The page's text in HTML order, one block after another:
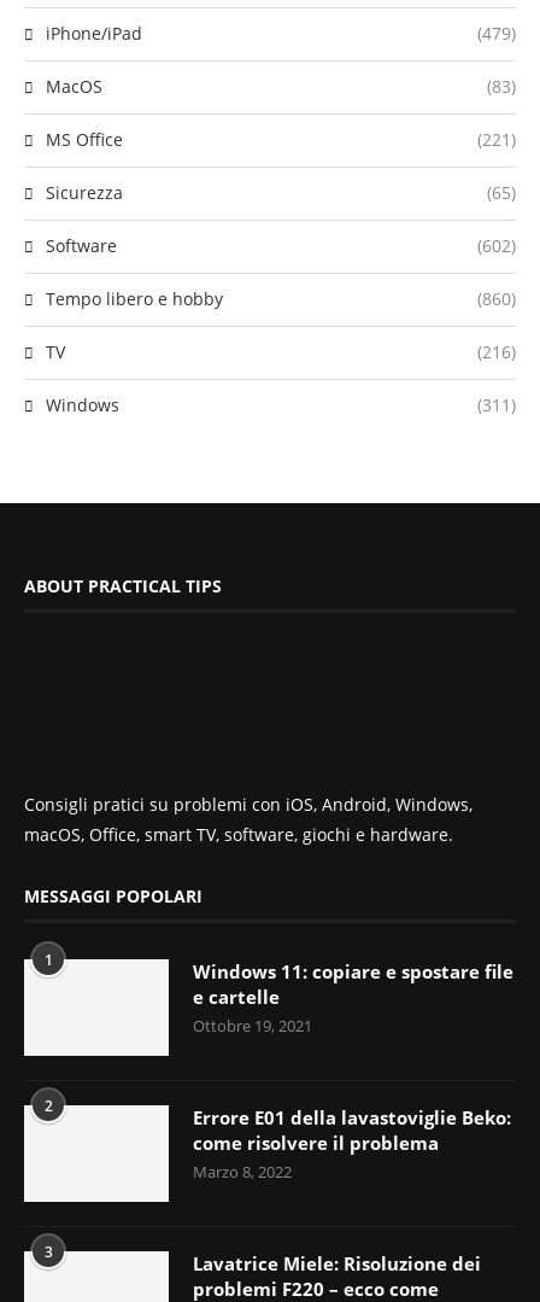
iPhone/iPad (479)
MacOS (83)
MS Office (221)
Sicurezza (65)
Software (602)
Tempo libero e hobby (860)
TV (216)
Windows (311)
ABOUT PRACTICAL TIPS
Consigli pratici su problemi con iOS, Android, Windows,
macOS, Office, smart TV, software, giochi e hardware.
MESSAGGI POPOLARI
1
Windows 11: copiare e spostare file
e cartelle
Ottobre 19, 2021
2
Errore E01 della lavastoviglie Beko:
come risolvere il problema
Marzo 8, 2022
3
Lavatrice Miele: Risoluzione dei
problemi F220 – ecco come